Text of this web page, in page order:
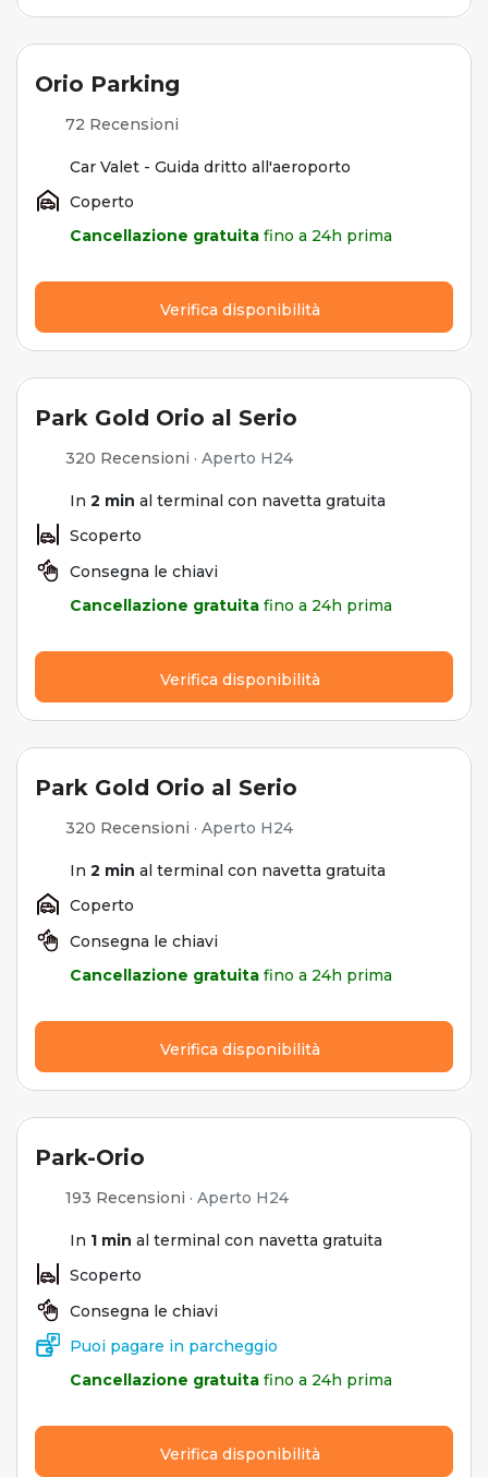
Orio Parking
72 Recensioni
Car Valet - Guida dritto all'aeroporto
Coperto
Cancellazione gratuita fino a 24h prima
Verifica disponibilità
Park Gold Orio al Serio
320 Recensioni · Aperto H24
In 2 min al terminal con navetta gratuita
Scoperto
Consegna le chiavi
Cancellazione gratuita fino a 24h prima
Verifica disponibilità
Park Gold Orio al Serio
320 Recensioni · Aperto H24
In 2 min al terminal con navetta gratuita
Coperto
Consegna le chiavi
Cancellazione gratuita fino a 24h prima
Verifica disponibilità
Park-Orio
193 Recensioni · Aperto H24
In 1 min al terminal con navetta gratuita
Scoperto
Consegna le chiavi
Puoi pagare in parcheggio
Cancellazione gratuita fino a 24h prima
Verifica disponibilità